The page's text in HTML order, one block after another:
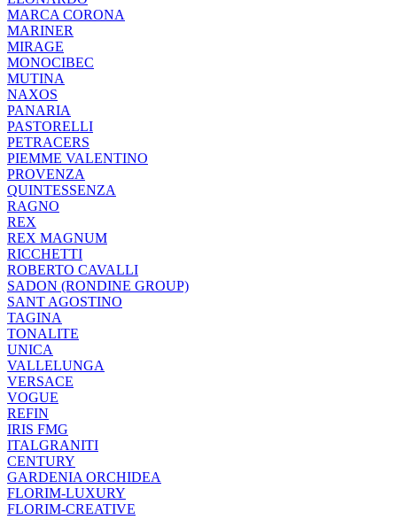
MARCA CORONA
MARINER
MIRAGE
MONOCIBEC
MUTINA
NAXOS
PANARIA
PASTORELLI
PETRACERS
PIEMME VALENTINO
PROVENZA
QUINTESSENZA
RAGNO
REX
REX MAGNUM
RICCHETTI
ROBERTO CAVALLI
SADON (RONDINE GROUP)
SANT AGOSTINO
TAGINA
TONALITE
UNICA
VALLELUNGA
VERSACE
VOGUE
REFIN
IRIS FMG
ITALGRANITI
CENTURY
GARDENIA ORCHIDEA
FLORIM-LUXURY
FLORIM-CREATIVE